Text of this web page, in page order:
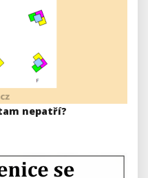
nepatří?